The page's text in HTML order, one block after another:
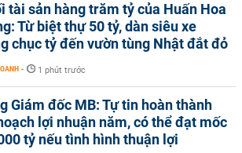
tài sản hàng trăm tỷ của Huấn Hoa
Từ biệt thự 50 tỷ, dàn siêu xe
chục tỷ đến vườn tùng Nhật đắt đỏ
- 1 phút trước
Giám đốc MB: Tự tin hoàn thành
lợi nhuận năm, có thể đạt mốc
tỷ nếu tình hình thuận lợi